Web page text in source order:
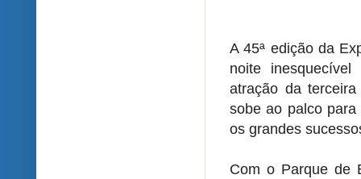
A 45ª edição da
noite
atração da
sobe ao palco
os grandes
Com o Parque de